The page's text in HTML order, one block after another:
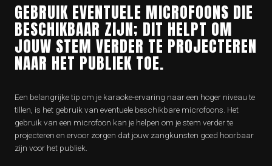
GEBRUIK EVENTUELE MICROFOONS DIE
BESCHIKBAAR ZIJN; DIT HELPT OM
JOUW STEM VERDER TE PROJECTEREN
NAAR HET PUBLIEK TOE.
Een belangrijke tip om je karaoke-ervaring naar een hoger niveau te
tillen, is het gebruik van eventuele beschikbare microfoons. Het
gebruik van een microfoon kan je helpen om je stem verder te
projecteren en ervoor zorgen dat jouw zangkunsten goed hoorbaar
zijn voor het publiek.